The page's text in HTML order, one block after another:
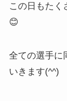
この日もたく
😊
全ての選手に
いきます(^^)